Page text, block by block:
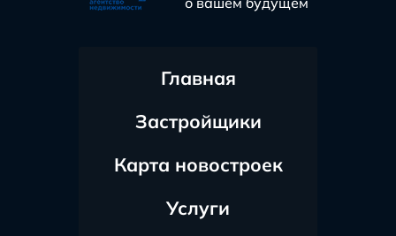
Главная
Застройщики
Карта новостроек
Услуги